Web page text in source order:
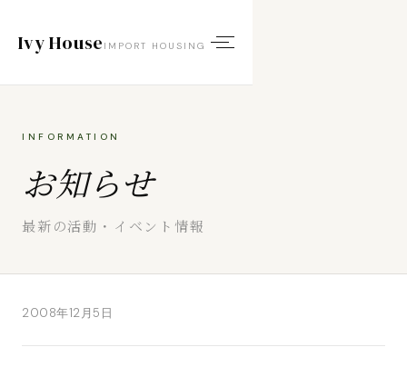
Ivy House IMPORT HOUSING
INFORMATION
お知らせ
最新の活動・イベント情報
2008年12月5日